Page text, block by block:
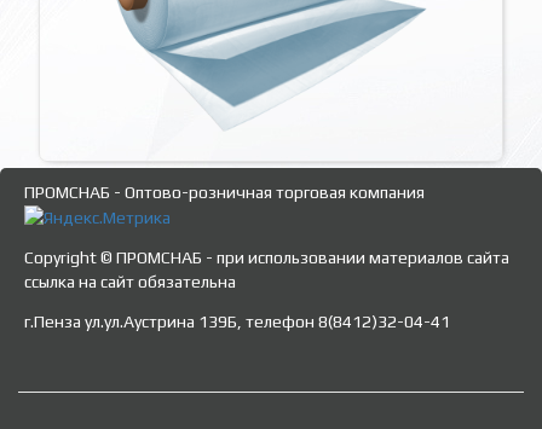
ПРОМСНАБ - Оптово-розничная торговая компания
Copyright © ПРОМСНАБ - при использовании материалов сайта
ссылка на сайт обязательна
г.Пенза ул.ул.Аустрина 139Б, телефон 8(8412)32-04-41